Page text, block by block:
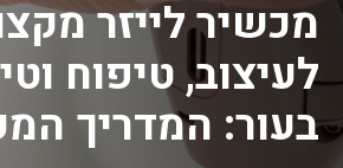
מכשיר לייזר
לעיצוב, טיפוח
בעור: המדריך